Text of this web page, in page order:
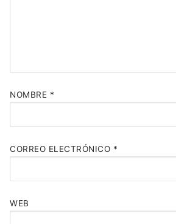
NOMBRE *
CORREO ELECTRÓNICO *
WEB